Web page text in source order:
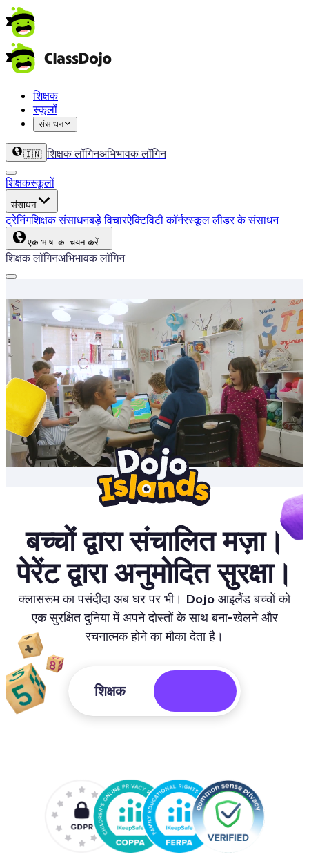
शिक्षक
स्कूलों
संसाधन
🇮🇳 शिक्षक लॉगिनअभिभावक लॉगिन
शिक्षकस्कूलों
संसाधन
ट्रेनिंगशिक्षक संसाधनबड़े विचारऐक्टिविटी कॉर्नरस्कूल लीडर के संसाधन
एक भाषा का चयन करें...
शिक्षक लॉगिनअभिभावक लॉगिन
बच्चों द्वारा संचालित मज़ा।
पेरेंट द्वारा अनुमोदित सुरक्षा।
क्लासरूम का पसंदीदा अब घर पर भी। Dojo आइलैंड बच्चों को
एक सुरक्षित दुनिया में अपने दोस्तों के साथ बना-खेलने और
रचनात्मक होने का मौका देता है।
शिक्षक